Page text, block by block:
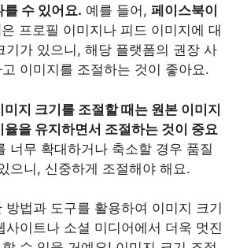
를 수 있어요. 예를 들어, 페이스북이
은 프로필 이미지나 피드 이미지에 대
기가 있으니, 해당 플랫폼의 권장 사
이미지를 조절하는 것이 좋아요.
미지 크기를 조절할 때는 원본 이미지
율을 유지하면서 조절하는 것이 중요
너무 확대하거나 축소할 경우 품질
으니, 신중하게 조절해야 해요.
방법과 도구를 활용하여 이미지 크기
사이트나 소셜 미디어에서 더욱 멋진